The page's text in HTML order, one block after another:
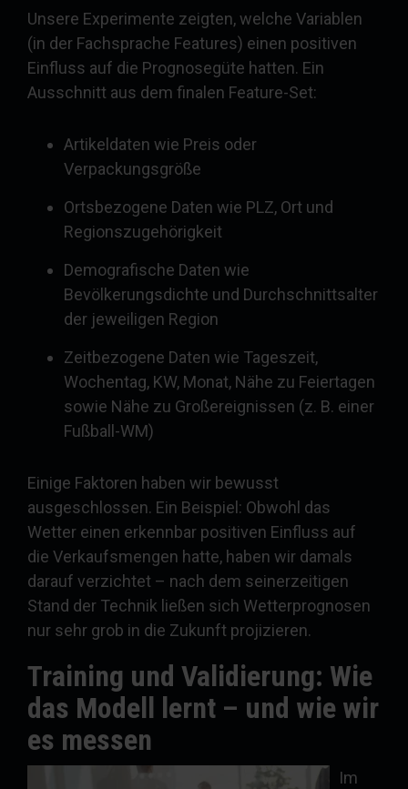
Unsere Experimente zeigten, welche Variablen
(in der Fachsprache Features) einen positiven
Einfluss auf die Prognosegüte hatten. Ein
Ausschnitt aus dem finalen Feature-Set:
Artikeldaten wie Preis oder
Verpackungsgröße
Ortsbezogene Daten wie PLZ, Ort und
Regionszugehörigkeit
Demografische Daten wie
Bevölkerungsdichte und Durchschnittsalter
der jeweiligen Region
Zeitbezogene Daten wie Tageszeit,
Wochentag, KW, Monat, Nähe zu Feiertagen
sowie Nähe zu Großereignissen (z. B. einer
Fußball-WM)
Einige Faktoren haben wir bewusst
ausgeschlossen. Ein Beispiel: Obwohl das
Wetter einen erkennbar positiven Einfluss auf
die Verkaufsmengen hatte, haben wir damals
darauf verzichtet – nach dem seinerzeitigen
Stand der Technik ließen sich Wetterprognosen
nur sehr grob in die Zukunft projizieren.
Training und Validierung: Wie
das Modell lernt – und wie wir
es messen
Im